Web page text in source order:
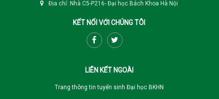
Địa chỉ: Nhà C5-P216- Đại học Bách Khoa Hà Nội
KẾT NỐI VỚI CHÚNG TÔI
LIÊN KẾT NGOÀI
Trang thông tin tuyển sinh Đại học BKHN